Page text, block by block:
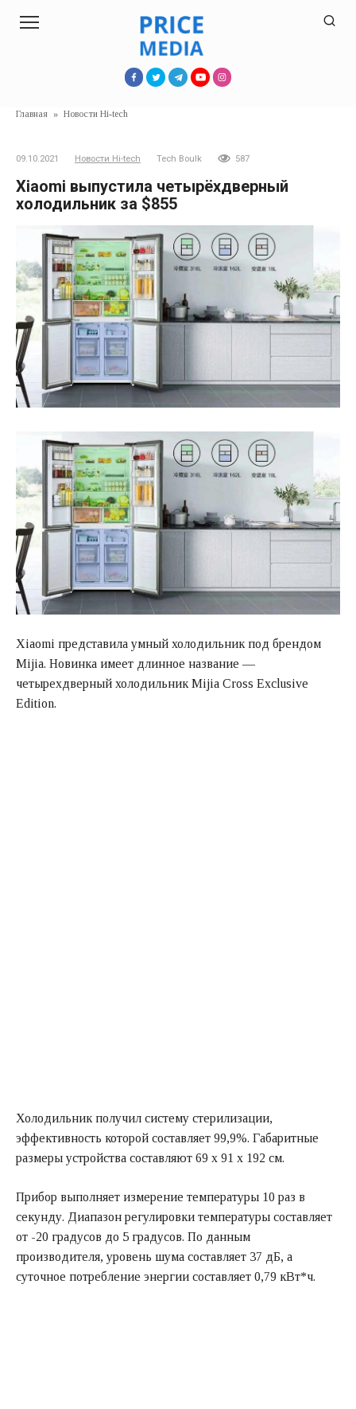
Главная » Новости Hi-tech
09.10.2021 Новости Hi-tech Tech Boulk 587
Xiaomi выпустила четырёхдверный
холодильник за $855
Xiaomi представила умный холодильник под брендом
Mijia. Новинка имеет длинное название —
четырехдверный холодильник Mijia Cross Exclusive
Edition.
Холодильник получил систему стерилизации,
эффективность которой составляет 99,9%. Габаритные
размеры устройства составляют 69 х 91 х 192 см.
Прибор выполняет измерение температуры 10 раз в
секунду. Диапазон регулировки температуры составляет
от -20 градусов до 5 градусов. По данным
производителя, уровень шума составляет 37 дБ, а
суточное потребление энергии составляет 0,79 кВт*ч.